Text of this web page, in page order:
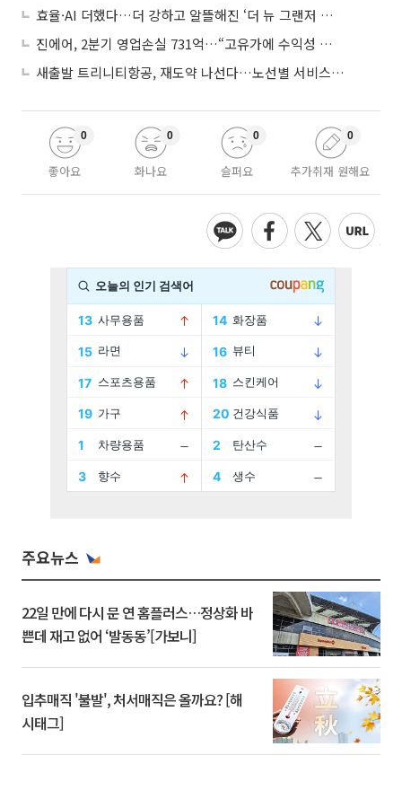
효율·AI 더했다…더 강하고 알뜰해진 ‘더 뉴 그랜저 하이브리드’
진에어, 2분기 영업손실 731억…“고유가에 수익성 악화”
새출발 트리니티항공, 재도약 나선다…노선별 서비스 차별화
좋아요
0
화나요
0
슬퍼요
0
추가취재 원해요
0
주요뉴스
22일 만에 다시 문 연 홈플러스…정상화 바
쁜데 재고 없어 ‘발동동’[가보니]
입추매직 '불발', 처서매직은 올까요? [해
시태그]